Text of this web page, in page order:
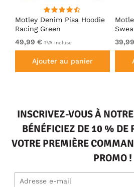
Motley Denim Pisa Hoodie
Racing Green
49,99 € TVA incluse
Ajouter au panier
INSCRIVEZ-VOUS À
BÉNÉFICIEZ DE 10 % DE
VOTRE PREMIÈRE
PROMO !